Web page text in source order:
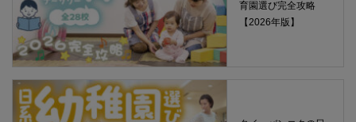
育園選び完全攻略
【2026年版】